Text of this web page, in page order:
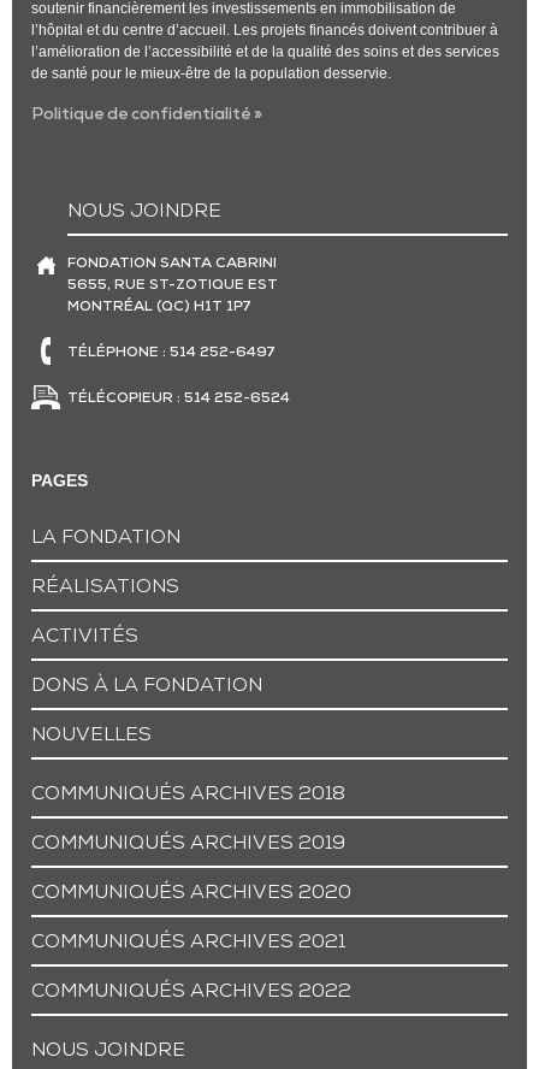
soutenir financièrement les investissements en immobilisation de
l’hôpital et du centre d’accueil. Les projets financés doivent contribuer à
l’amélioration de l’accessibilité et de la qualité des soins et des services
de santé pour le mieux-être de la population desservie.
Politique de confidentialité »
NOUS JOINDRE
FONDATION SANTA CABRINI
5655, RUE ST-ZOTIQUE EST
MONTRÉAL (QC) H1T 1P7
TÉLÉPHONE : 514 252-6497
TÉLÉCOPIEUR : 514 252-6524
PAGES
LA FONDATION
RÉALISATIONS
ACTIVITÉS
DONS À LA FONDATION
NOUVELLES
COMMUNIQUÉS ARCHIVES 2018
COMMUNIQUÉS ARCHIVES 2019
COMMUNIQUÉS ARCHIVES 2020
COMMUNIQUÉS ARCHIVES 2021
COMMUNIQUÉS ARCHIVES 2022
NOUS JOINDRE